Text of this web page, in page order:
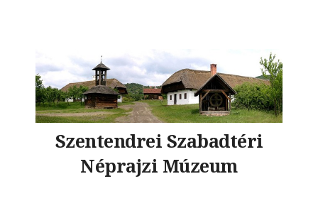
Szentendrei Szabadtéri
Néprajzi Múzeum